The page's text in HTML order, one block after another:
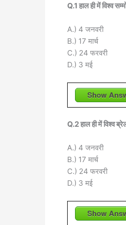
Q.1 हाल ही में विश्व
A.) 4 जनवरी
B.) 17 मार्च
C.) 24 फरवरी
D.) 3 मई
Show
Q.2 हाल ही में विश्व
A.) 4 जनवरी
B.) 17 मार्च
C.) 24 फरवरी
D.) 3 मई
Show